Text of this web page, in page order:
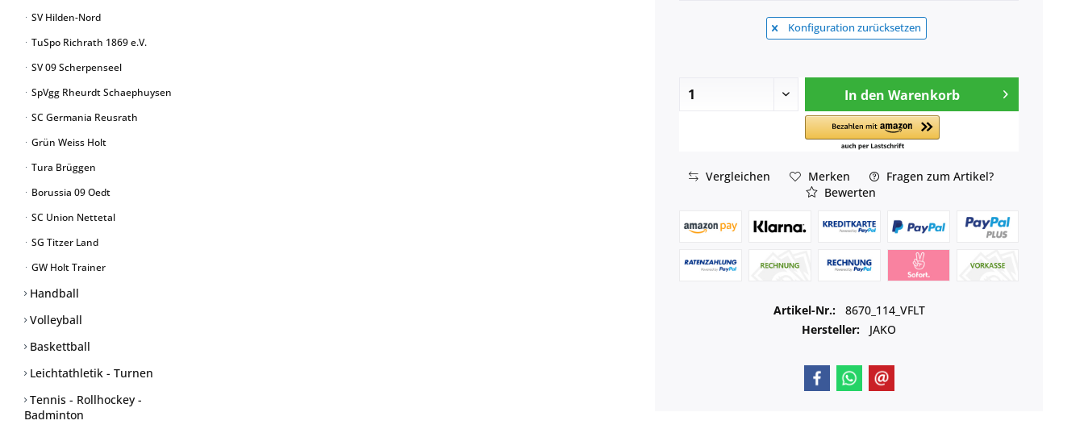
SV Hilden-Nord
TuSpo Richrath 1869 e.V.
SV 09 Scherpenseel
SpVgg Rheurdt Schaephuysen
SC Germania Reusrath
Grün Weiss Holt
Tura Brüggen
Borussia 09 Oedt
SC Union Nettetal
SG Titzer Land
GW Holt Trainer
Handball
Volleyball
Baskettball
Leichtathletik - Turnen
Tennis - Rollhockey -
Badminton
Konfiguration zurücksetzen
In den Warenkorb
Vergleichen Merken
Fragen zum Artikel?
Bewerten
Artikel-Nr.:
8670_114_VFLT
Hersteller:
JAKO